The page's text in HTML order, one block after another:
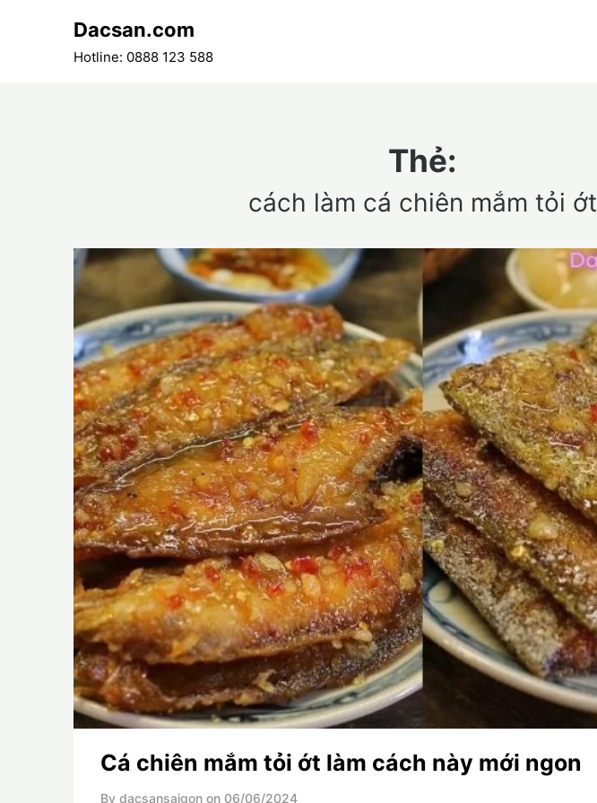
Dacsan.com
Hotline: 0888 123 588
Thẻ:
cách làm cá chiên mắm tỏi ớt
Cá chiên mắm tỏi ớt làm cách này mới ngon
By dacsansaigon on 06/06/2024